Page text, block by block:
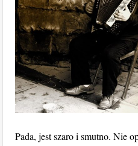
Pada, jest szaro i smutno. Nie